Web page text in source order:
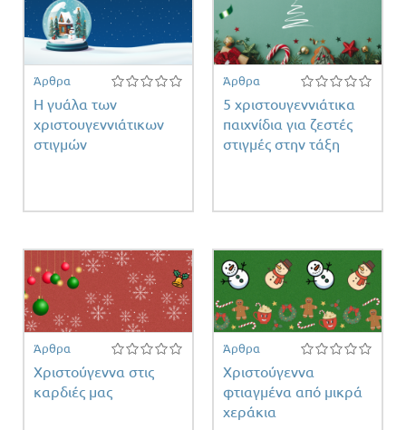
Άρθρα
Η γυάλα των
χριστουγεννιάτικων
στιγμών
Άρθρα
5 χριστουγεννιάτικα
παιχνίδια για ζεστές
στιγμές στην τάξη
Άρθρα
Χριστούγεννα στις
καρδιές μας
Άρθρα
Χριστούγεννα
φτιαγμένα από μικρά
χεράκια